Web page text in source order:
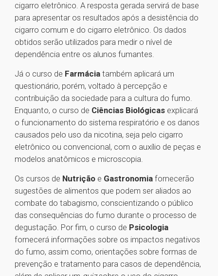
cigarro eletrônico. A resposta gerada servirá de base
para apresentar os resultados após a desistência do
cigarro comum e do cigarro eletrônico. Os dados
obtidos serão utilizados para medir o nível de
dependência entre os alunos fumantes.
Já o curso de Farmácia também aplicará um
questionário, porém, voltado à percepção e
contribuição da sociedade para a cultura do fumo.
Enquanto, o curso de Ciências Biológicas explicará
o funcionamento do sistema respiratório e os danos
causados pelo uso da nicotina, seja pelo cigarro
eletrônico ou convencional, com o auxílio de peças e
modelos anatômicos e microscopia.
Os cursos de Nutrição e Gastronomia fornecerão
sugestões de alimentos que podem ser aliados ao
combate do tabagismo, conscientizando o público
das consequências do fumo durante o processo de
degustação. Por fim, o curso de Psicologia
fornecerá informações sobre os impactos negativos
do fumo, assim como, orientações sobre formas de
prevenção e tratamento para casos de dependência,